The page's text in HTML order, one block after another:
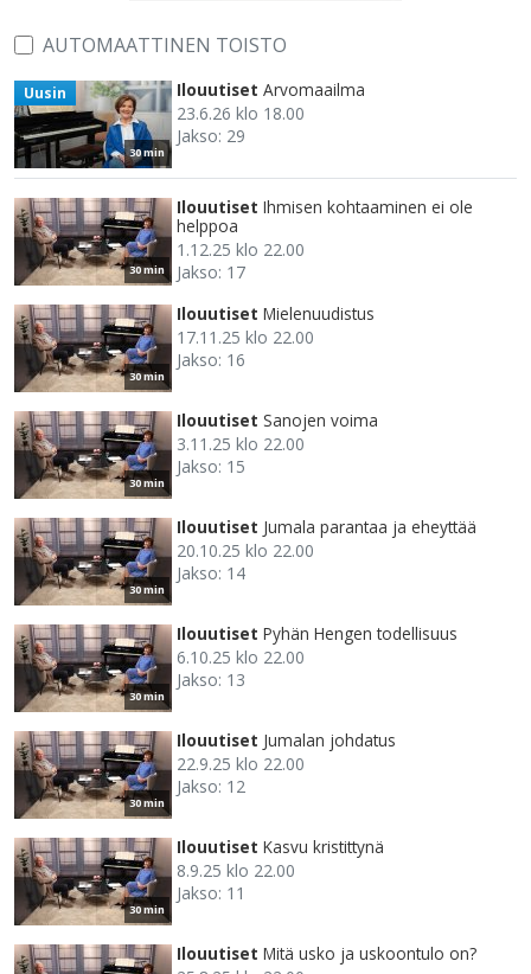
AUTOMAATTINEN TOISTO
30 min
Uusin Ilouutiset Arvomaailma
23.6.26 klo 18.00
Jakso: 29
30 min
Ilouutiset Ihmisen kohtaaminen ei ole
helppoa
1.12.25 klo 22.00
Jakso: 17
30 min
Ilouutiset Mielenuudistus
17.11.25 klo 22.00
Jakso: 16
30 min
Ilouutiset Sanojen voima
3.11.25 klo 22.00
Jakso: 15
30 min
Ilouutiset Jumala parantaa ja eheyttää
20.10.25 klo 22.00
Jakso: 14
30 min
Ilouutiset Pyhän Hengen todellisuus
6.10.25 klo 22.00
Jakso: 13
30 min
Ilouutiset Jumalan johdatus
22.9.25 klo 22.00
Jakso: 12
30 min
Ilouutiset Kasvu kristittynä
8.9.25 klo 22.00
Jakso: 11
Ilouutiset Mitä usko ja uskoontulo on?